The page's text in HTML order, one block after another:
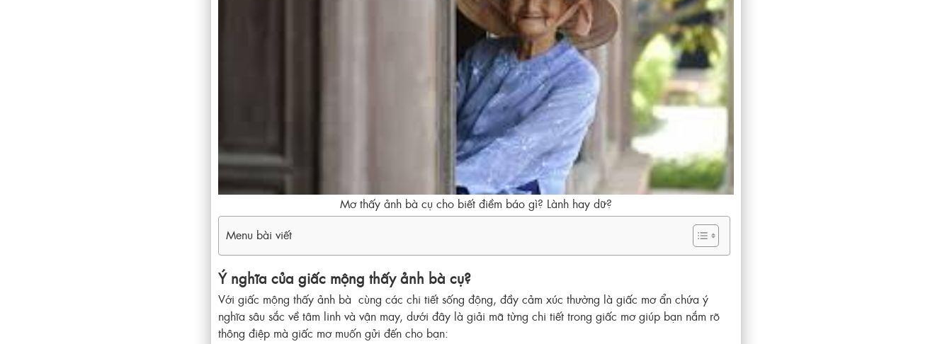
Mơ thấy ảnh bà cụ cho biết điềm báo gì? Lành hay dữ?
Menu bài viết
Ý nghĩa của giấc mộng thấy ảnh bà cụ?
Với giấc mộng thấy ảnh bà cùng các chi tiết sống động, đầy cảm xúc thường là giấc mơ ẩn chứa ý
nghĩa sâu sắc về tâm linh và vận may, dưới đây là giải mã từng chi tiết trong giấc mơ giúp bạn nắm rõ
thông điệp mà giấc mơ muốn gửi đến cho bạn: